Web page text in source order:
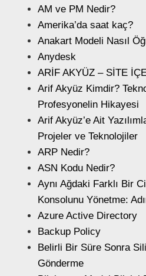
AM ve PM Nedir?
Amerika’da saat kaç?
Anakart Modeli Nasıl
Anydesk
ARİF AKYÜZ – SİTE
Arif Akyüz Kimdir?
Profesyonelin Hikayesi
Arif Akyüz’e Ait
Projeler ve Teknolojiler
ARP Nedir?
ASN Kodu Nedir?
Aynı Ağdaki Farklı Bir
Konsolunu Yönetme:
Azure Active Directory
Backup Policy
Belirli Bir Süre Sonra
Gönderme